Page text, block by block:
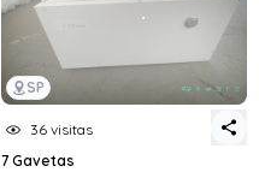
SP
36 visitas
7 Gavetas